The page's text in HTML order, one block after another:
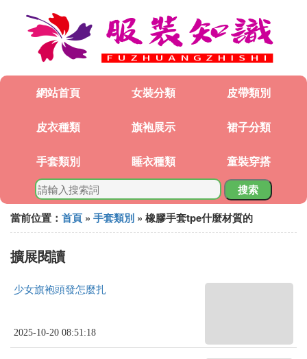
網站首頁 女裝分類 皮帶類別
皮衣種類 旗袍展示 裙子分類
手套類別 睡衣種類 童裝穿搭
搜索
當前位置： 首頁 » 手套類別 » 橡膠手套tpe什麼材質的
擴展閱讀
少女旗袍頭發怎麼扎
2025-10-20 08:51:18